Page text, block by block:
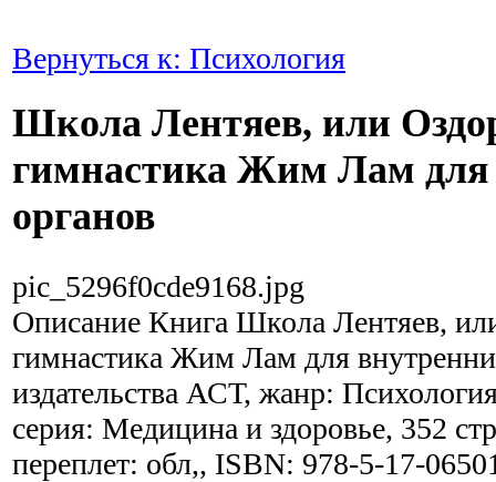
Вернуться к: Психология
Школа Лентяев, или
гимнастика Жим Лам для
органов
pic_5296f0cde9168.jpg
Описание Книга Школа Лентяев,
гимнастика Жим Лам для
издательства АСТ, жанр:
серия: Медицина и здоровье, 352
переплет: обл,, ISBN: 978-5-17-